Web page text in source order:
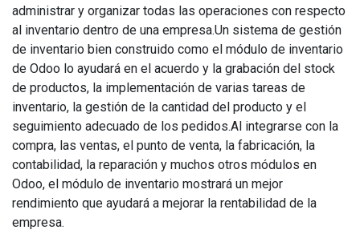
administrar y organizar todas las operaciones con respecto
al inventario dentro de una empresa.Un sistema de gestión
de inventario bien construido como el módulo de inventario
de Odoo lo ayudará en el acuerdo y la grabación del stock
de productos, la implementación de varias tareas de
inventario, la gestión de la cantidad del producto y el
seguimiento adecuado de los pedidos.Al integrarse con la
compra, las ventas, el punto de venta, la fabricación, la
contabilidad, la reparación y muchos otros módulos en
Odoo, el módulo de inventario mostrará un mejor
rendimiento que ayudará a mejorar la rentabilidad de la
empresa.